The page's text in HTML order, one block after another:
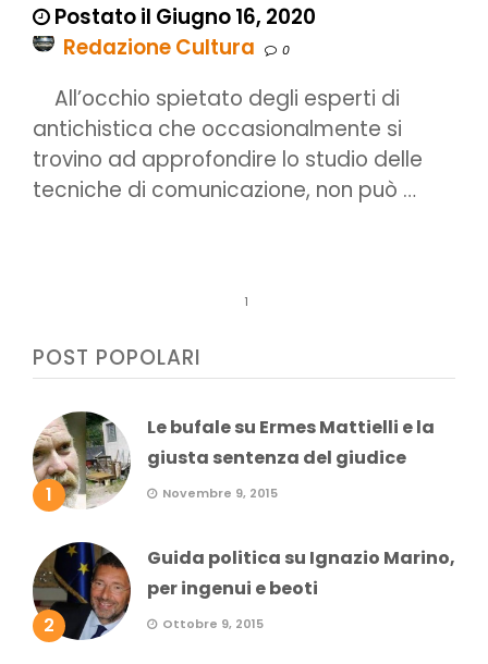
Postato il Giugno 16, 2020
Redazione Cultura
0
All’occhio spietato degli esperti di
antichistica che occasionalmente si
trovino ad approfondire lo studio delle
tecniche di comunicazione, non può …
1
POST POPOLARI
1
Le bufale su Ermes Mattielli e la
giusta sentenza del giudice
Novembre 9, 2015
2
Guida politica su Ignazio Marino,
per ingenui e beoti
Ottobre 9, 2015